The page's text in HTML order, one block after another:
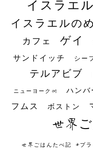
イスラエル
イスラエルの
カフェ ゲイ
サンドイッチ シー
テルアビブ
ニューヨーク州 ハンバ
フムス ボストン
世界
世界ごはんたべ記 #プラ